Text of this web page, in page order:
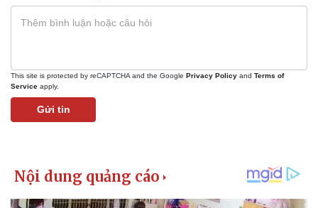
This site is protected by reCAPTCHA and the Google Privacy Policy and Terms of
Service apply.
Gửi tin